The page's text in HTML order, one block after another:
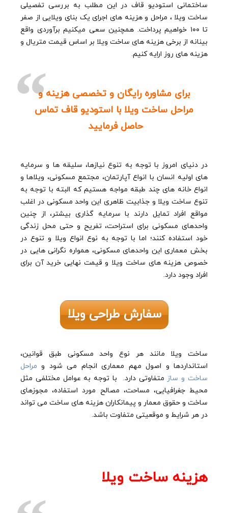
ساختمانی استودیو قاف در این مطلب به بررسی تفصیلی
ساخت ویلا ، مراحل و هزینه های اجرای یک بنای ویلایی از صفر
تا ۱۰۰ خواهیم پرداخت. همچنین سعی میکنیم برآوردی واقع
بینانه از برخی هزینه های ساخت ویلا بر اساس قیمت متریال و
هزینه های روز ارایه کنیم.
برای مشاوره رایگان و تخصصی هزینه و
مراحل ساخت ویلا با استودیو قاف تماس
حاصل فرمایید
در دنیای امروز با توجه به تنوع نیازها، سلیقه ها و سرمایه
های اولیه انسان با انواع آپارتمان، مجتمع مسکونی، ویلاها و
انواع خانه های چند طبقه مواجه هستیم که البته با توجه به
تنوع ساخت ویلا و جذابیت ظاهری این واحد‌ مسکونی در اغلب
مواقع افراد تمایل دارند با سرمایه گذاری بیشتر، از چنین
واحد‌های مسکونی برای استراحت، تفریح و حتی محل زندگی
خود استفاده کنند؛ اما با توجه به نوع انواع ویلا و تنوع در
بخش معماری این واحد‌های مسکونی، همواره نگرانی هایی در
خصوص هزینه های ساخت ویلا و قیمت نهایی خرید آن برای
افراد وجود دارد.
سفارش طراحی ویلا
ساخت ویلا مانند هر نوع واحد مسکونی طبق قوانین،
استانداردها و اصول مهم معماری انجام می شود و مراحل
ساخت و ساز متفاوتی دارد. با توجه به عوامل مختلفی مثل
محیط جغرافیایی، مساحت، مصالح مورد استفاده، مجوزهای
ساخت و حقوق معمار و پیمانکاران هزینه های ساخت می تواند
در هر شرایط و موقعیتی متفاوت باشد.
هزینه ساخت ویلا